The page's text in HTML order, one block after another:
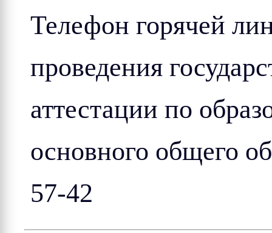
Телефон горячей
проведения
аттестации по
основного общего
57-42